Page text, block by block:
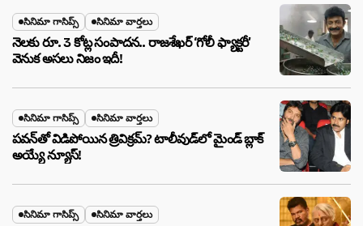
సినిమా గాసిప్స్ సినిమా వార్తలు
నెలకు రూ. 3 కోట్ల సంపాదన.. రాజశేఖర్ ‘గోలీ ఫ్యాక్టరీ’
వెనుక అసలు నిజం ఇదీ!
సినిమా గాసిప్స్ సినిమా వార్తలు
పవన్‌తో విడిపోయిన త్రివిక్రమ్? టాలీవుడ్‌లో మైండ్ బ్లాక్
అయ్యే న్యూస్!
సినిమా గాసిప్స్ సినిమా వార్తలు